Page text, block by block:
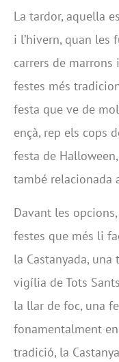
La tardor, aquella
i l’hivern, quan les
carrers de
festes més
festa que ve de
ençà, rep els cops
festa de
també relacionada
Davant les
festes que més li
la Castanyada,
vigília de Tots
la llar de foc, una
fonamentalment
tradició, la